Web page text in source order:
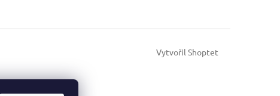
Vytvořil Shoptet